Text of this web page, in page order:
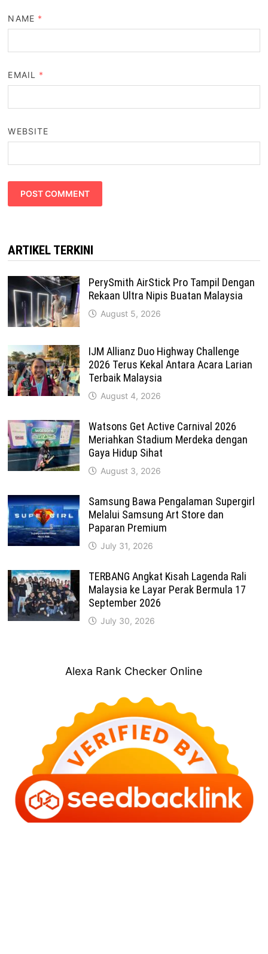
NAME *
EMAIL *
WEBSITE
ARTIKEL TERKINI
PerySmith AirStick Pro Tampil Dengan
Rekaan Ultra Nipis Buatan Malaysia
August 5, 2026
IJM Allianz Duo Highway Challenge
2026 Terus Kekal Antara Acara Larian
Terbaik Malaysia
August 4, 2026
Watsons Get Active Carnival 2026
Meriahkan Stadium Merdeka dengan
Gaya Hidup Sihat
August 3, 2026
Samsung Bawa Pengalaman Supergirl
Melalui Samsung Art Store dan
Paparan Premium
July 31, 2026
TERBANG Angkat Kisah Lagenda Rali
Malaysia ke Layar Perak Bermula 17
September 2026
July 30, 2026
Alexa Rank Checker Online